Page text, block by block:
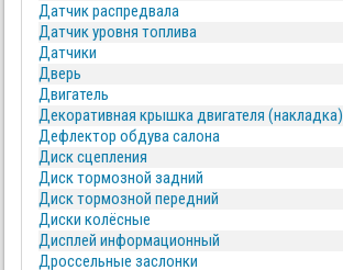
Датчик распредвала
Датчик уровня топлива
Датчики
Дверь
Двигатель
Декоративная крышка двигателя (накладка)
Дефлектор обдува салона
Диск сцепления
Диск тормозной задний
Диск тормозной передний
Диски колёсные
Дисплей информационный
Дроссельные заслонки